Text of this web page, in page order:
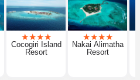
★★★★
Cocogiri Island
Resort
★★★★
Nakai Alimatha
Resort